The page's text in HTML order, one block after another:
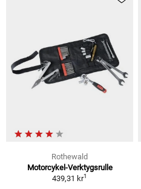
Rothewald
Motorcykel-Verktygsrulle
439,31 kr1